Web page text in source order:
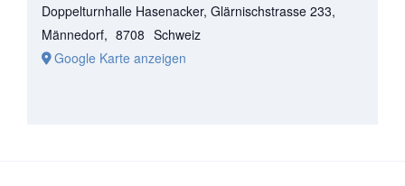
Doppelturnhalle Hasenacker, Glärnischstrasse 233,
Männedorf, 8708 Schweiz
Google Karte anzeigen